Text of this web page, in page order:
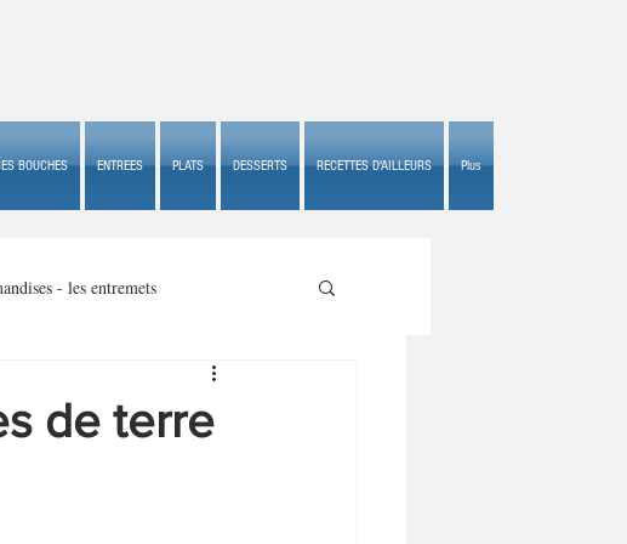
BOUCHES ENTREES PLATS DESSERTS RECETTES D'AILLEURS Plus
- les entremets
de terre